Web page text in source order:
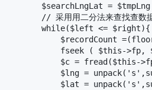
$searchLngLat =
// 采用用二分法来查找查数
        while($left <= $right){
$recordCount
fseek ( $this->fp,
$c = fread($this-
$lng =
$lat =